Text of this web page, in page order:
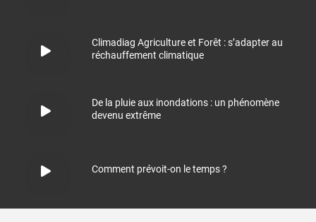
Climadiag Agriculture et Forêt : s’adapter au
réchauffement climatique
De la pluie aux inondations : un phénomène
devenu extrême
Comment prévoit-on le temps ?